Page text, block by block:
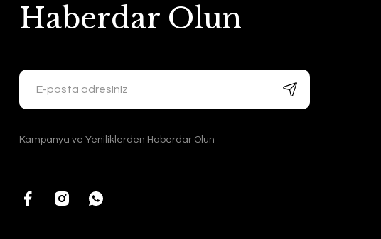
Haberdar Olun
Kampanya ve Yeniliklerden Haberdar Olun